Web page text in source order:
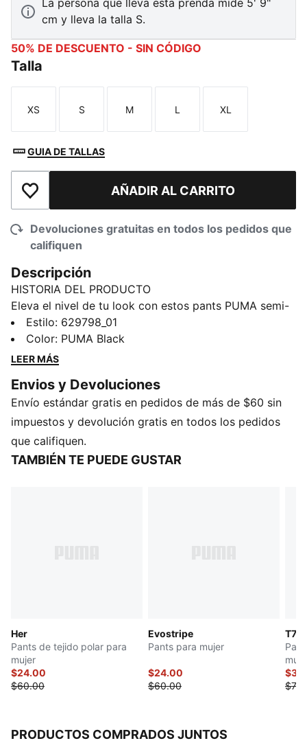
La persona que lleva esta prenda mide 5' 9"
cm y lleva la talla S.
50% DE DESCUENTO - SIN CÓDIGO
Talla
Talla
XS
Talla
S
Talla
M
Talla
L
Talla
XL
GUIA DE TALLAS
Añadir a la lista de deseosAÑADIR AL CARRITO
Devoluciones gratuitas en todos los pedidos que
califiquen
Descripción
HISTORIA DEL PRODUCTO
Eleva el nivel de tu look con estos pants PUMA semi-
ajustados. Con las icónicas tiras T7, bolsillos con
cierre y alforza delantera en las piernas, estos pants
son un clásico. Además, la cintura elástica con cordón
declaración de estilo casual.
CARACTERÍSTICAS Y BENEFICIOS
Producto fabricado con al menos un 50% de
materiales reciclados
DETALLES
Estilo: 629798_01
Color: PUMA Black
LEER MÁS
Envios y Devoluciones
Envío estándar gratis en pedidos de más de $60 sin
impuestos y devolución gratis en todos los pedidos
que califiquen.
TAMBIÉN TE PUEDE GUSTAR
Her
Pants de tejido polar para
mujer
$24.00
$60.00
Evostripe
Pants para mujer
$24.00
$60.00
T7
PRODUCTOS COMPRADOS JUNTOS